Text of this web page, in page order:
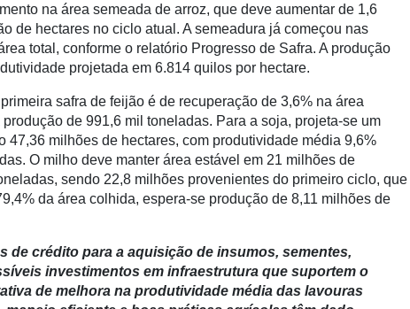
na área semeada de arroz, que deve aumentar de 1,6
de hectares no ciclo atual. A semeadura já começou nas
total, conforme o relatório Progresso de Safra. A produção
projetada em 6.814 quilos por hectare.
safra de feijão é de recuperação de 3,6% na área
de 991,6 mil toneladas. Para a soja, projeta-se um
47,36 milhões de hectares, com produtividade média 9,6%
O milho deve manter área estável em 21 milhões de
sendo 22,8 milhões provenientes do primeiro ciclo, que
da área colhida, espera-se produção de 8,11 milhões de
de crédito para a aquisição de insumos, sementes,
investimentos em infraestrutura que suportem o
de melhora na produtividade média das lavouras